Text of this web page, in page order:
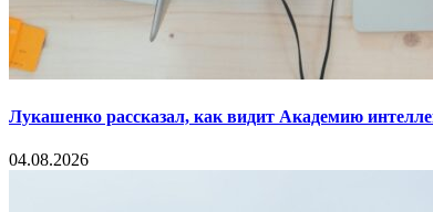
Лукашенко рассказал, как видит Академию
04.08.2026